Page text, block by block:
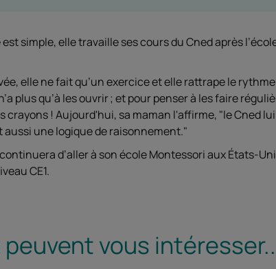
simple, elle travaille ses cours du Cned après
elle ne fait qu’un exercice et elle rattrape le
plus qu’à les ouvrir ; et pour penser à les faire
crayons ! Aujourd'hui, sa maman l'affirme, "le Cned
aussi une logique de raisonnement."
d’aller à son école Montessori aux États-
CE1.
vous